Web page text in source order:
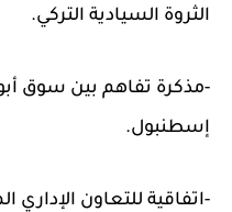
الثروة السيادية التركي.
-مذكرة تفاهم بين سوق
إسطنبول.
-اتفاقية للتعاون الإداري